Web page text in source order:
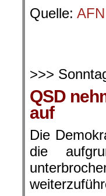
Quelle:
>>>
QSD
auf
Die
die